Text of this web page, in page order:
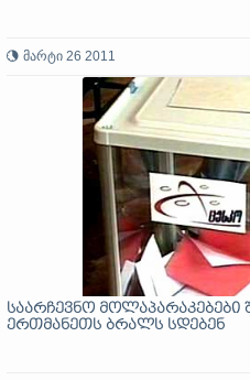
მარტი 26 2011
საარჩევნო მოლაპარაკებები
ერთმანეთს ბრალს სდებენ